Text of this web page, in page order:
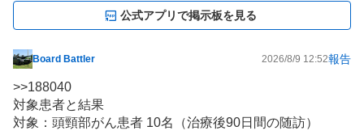
公式アプリで掲示板を見る
掲
示
板
記
Board Battler 2026/8/9 12:52報告
>>188040
対象患者と結果
対象：頭頸部がん患者 10名（治療後90日間の随訪）